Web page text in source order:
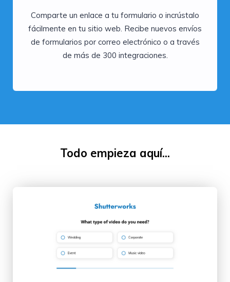
Comparte un enlace a tu formulario o incrústalo
fácilmente en tu sitio web. Recibe nuevos envíos
de formularios por correo electrónico o a través
de más de 300 integraciones.
Todo empieza aquí...